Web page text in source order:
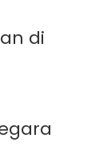
di